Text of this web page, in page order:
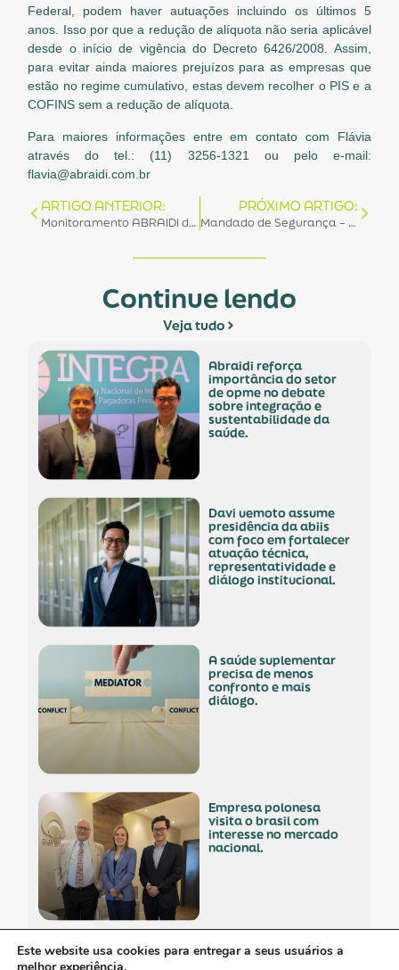
Federal, podem haver autuações incluindo os últimos 5
anos. Isso por que a redução de alíquota não seria aplicável
desde o início de vigência do Decreto 6426/2008. Assim,
para evitar ainda maiores prejuízos para as empresas que
estão no regime cumulativo, estas devem recolher o PIS e a
COFINS sem a redução de alíquota.
Para maiores informações entre em contato com Flávia
através do tel.: (11) 3256-1321 ou pelo e-mail:
flavia@abraidi.com.br
ARTIGO ANTERIOR:
Monitoramento ABRAIDI de Liberação Sanitária em PAFs – Portos, Aeroportos e Fronteiras” é citado de forma positiva pelo SINDASP
PRÓXIMO ARTIGO:
Mandado de Segurança – Alíquota Zero de PIS/Cofins
Continue lendo
Veja tudo
abraidi reforça
importância do setor
de opme no debate
sobre integração e
sustentabilidade da
saúde.
davi uemoto assume
presidência da abiis
com foco em fortalecer
atuação técnica,
representatividade e
diálogo institucional.
a saúde suplementar
precisa de menos
confronto e mais
diálogo.
empresa polonesa
visita o brasil com
interesse no mercado
nacional.
os custos invisíveis da
Este website usa cookies para entregar a seus usuários a